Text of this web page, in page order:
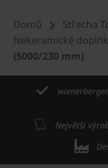
Domů Střecha
Nekeramické
(5000/230 mm)
Největší